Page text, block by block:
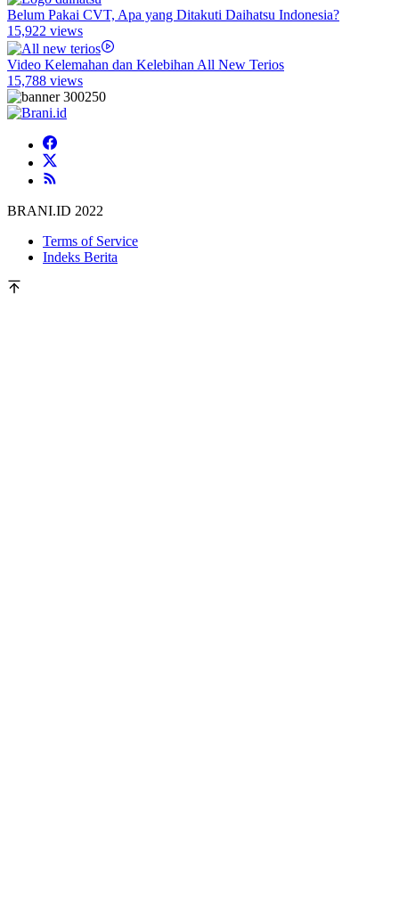
Belum Pakai CVT, Apa yang Ditakuti Daihatsu Indonesia?
15,922 views
Video Kelemahan dan Kelebihan All New Terios
15,788 views
BRANI.ID 2022
Terms of Service
Indeks Berita